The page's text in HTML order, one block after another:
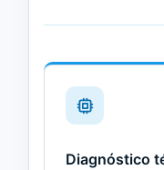
Diagnóstico